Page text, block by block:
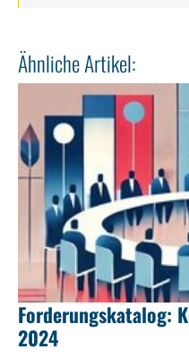
Ähnliche Artikel:
Forderungskatalog:
2024